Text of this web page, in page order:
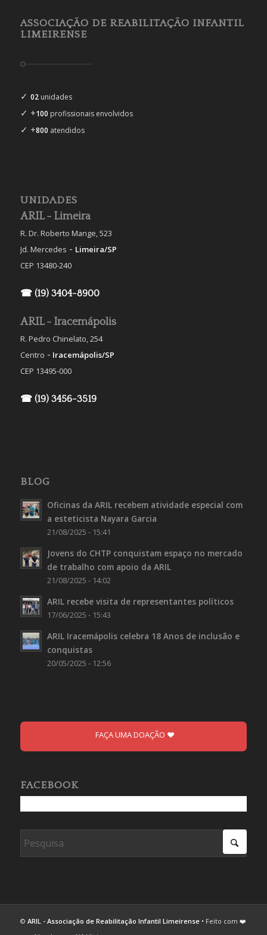
ASSOCIAÇÃO DE REABILITAÇÃO INFANTIL
LIMEIRENSE
✓ 02unidades
✓ +100 profissionais envolvidos
✓ +800 atendidos
UNIDADES
ARIL - Limeira
R. Dr. Roberto Mange, 523
Jd. Mercedes - Limeira/SP
CEP 13480-240
☎ (19) 3404-8900
ARIL - Iracemápolis
R. Pedro Chinelato, 254
Centro - Iracemápolis/SP
CEP 13495-000
☎ (19) 3456-3519
BLOG
Oficinas da ARIL recebem atividade especial com
a esteticista Nayara Garcia
21/08/2025 - 15:41
Jovens do CHTP conquistam espaço no mercado
de trabalho com apoio da ARIL
21/08/2025 - 14:02
ARIL recebe visita de representantes políticos
17/06/2025 - 15:43
ARIL Iracemápolis celebra 18 Anos de inclusão e
conquistas
20/05/2025 - 12:56
FAÇA UMA DOAÇÃO
FACEBOOK
© ARIL - Associação de Reabilitação Infantil Limeirense• Feito com ❤️